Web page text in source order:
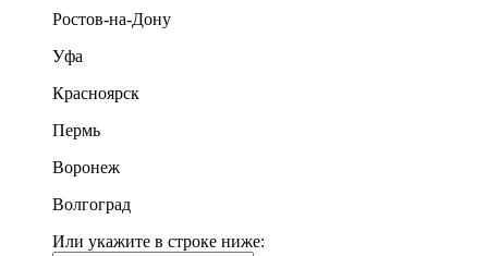
Ростов-на-Дону
Уфа
Красноярск
Пермь
Воронеж
Волгоград
Или укажите в строке ниже: